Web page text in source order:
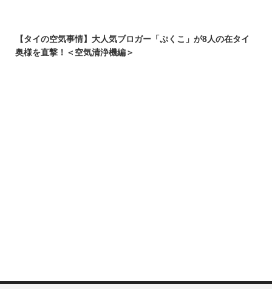
【タイの空気事情】大人気ブロガー「ぷくこ」が8人の在タイ
奥様を直撃！＜空気清浄機編＞